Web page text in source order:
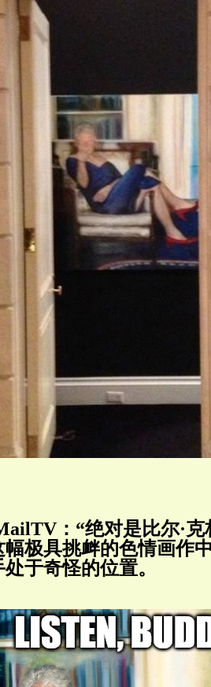
：“绝对是比尔·
极具挑衅的色情画作
于奇怪的位置。